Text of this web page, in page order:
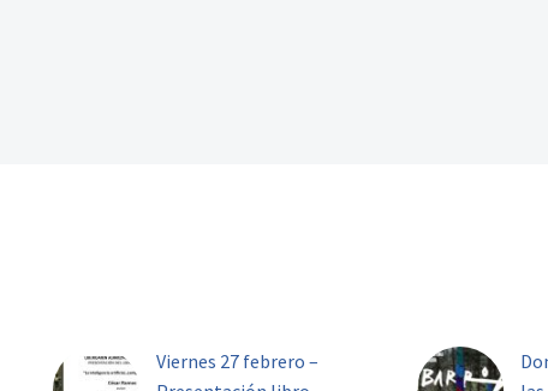
Viernes 27 febrero –